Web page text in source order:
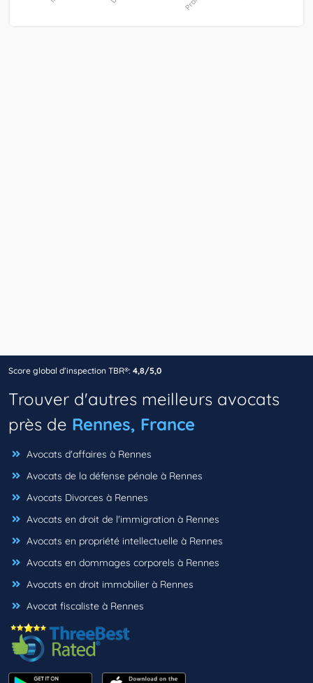
Score global d’inspection TBR®: 4,8/5,0
Trouver d'autres meilleurs avocats
près de Rennes, France
Avocats d'affaires à Rennes
Avocats de la défense pénale à Rennes
Avocats Divorces à Rennes
Avocats en droit de l'immigration à Rennes
Avocats en propriété intellectuelle à Rennes
Avocats en dommages corporels à Rennes
Avocats en droit immobilier à Rennes
Avocat fiscaliste à Rennes